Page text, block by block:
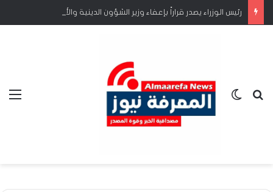
رئيس الوزراء يصدر قراراً بإعفاء وزير الشؤون الدينية والأوقاف
بحث عنالوضع المظلم